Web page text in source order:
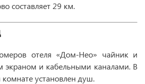
составляет 29 км.
отеля «Дом-Нео» чайник и
экраном и кабельными каналами. В
установлен душ.